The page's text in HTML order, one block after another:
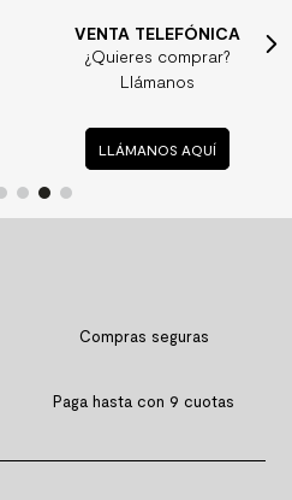
VENTA TELEFÓNICA
¿Quieres comprar?
Llámanos
LLÁMANOS AQUÍ
Compras seguras
Paga hasta con 9 cuotas